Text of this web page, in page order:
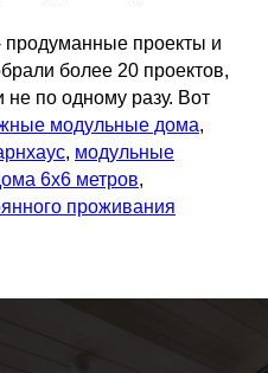
проекты и
более 20 проектов,
не по одному разу. Вот
модульные дома,
, модульные
6х6 метров,
проживания